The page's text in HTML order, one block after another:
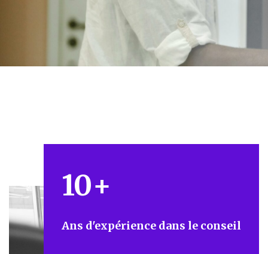
10+
Ans d'expérience dans le conseil